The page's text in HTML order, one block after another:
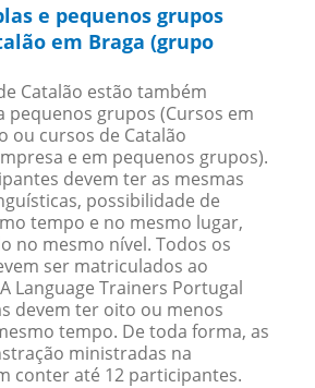
e pequenos grupos
em Braga (grupo
Catalão estão também
pequenos grupos (Cursos em
ou cursos de Catalão
e em pequenos grupos).
devem ter as mesmas
possibilidade de
tempo e no mesmo lugar,
no mesmo nível. Todos os
ser matriculados ao
Language Trainers Portugal
devem ter oito ou menos
tempo. De toda forma, as
ministradas na
conter até 12 participantes.